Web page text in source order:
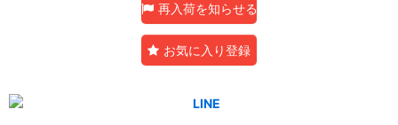
再入荷を知らせる
お気に入り登録